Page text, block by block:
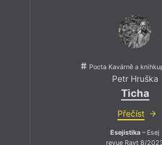
Pocta Kavárně a
Petr Hruška
Ticha
Přečíst
Esejistika – Esej
revue Ravt 8/